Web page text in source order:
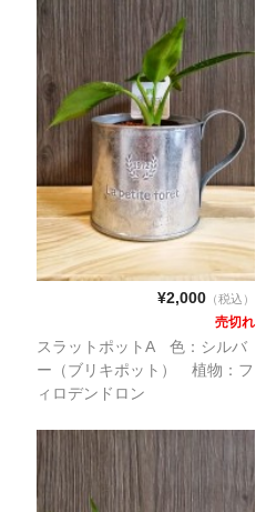
¥2,000（税込）
売切れ
スラットポットA 色：シルバ
ー（ブリキポット） 植物：フ
ィロデンドロン